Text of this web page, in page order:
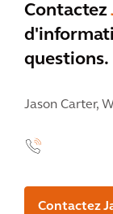
Contactez
questions.
Jason Carter,
Contactez